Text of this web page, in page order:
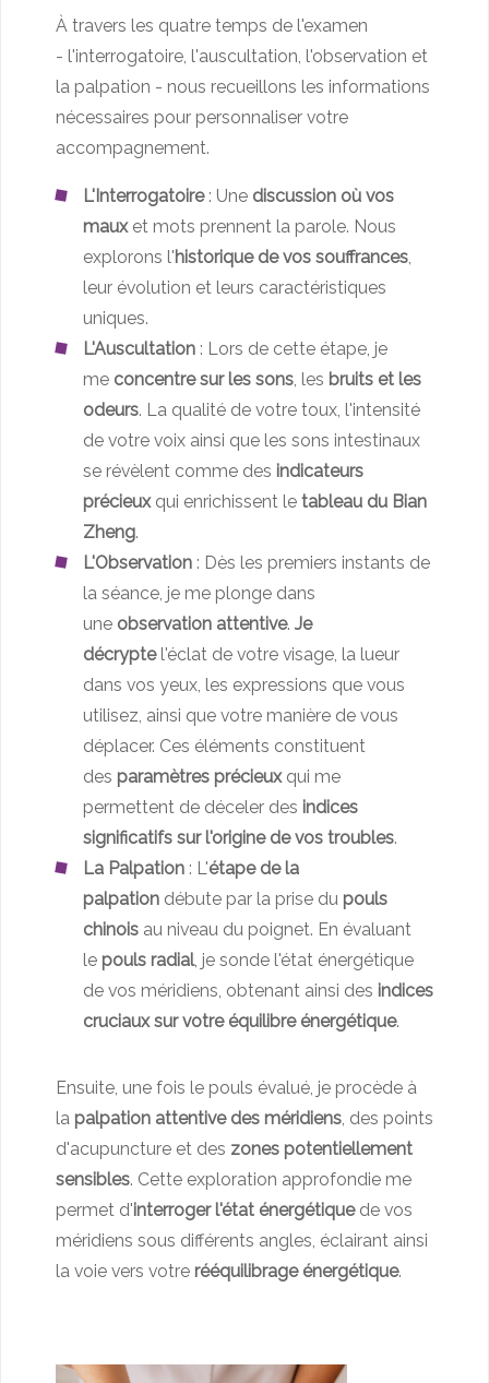
À travers les quatre temps de l'examen
- l'interrogatoire, l'auscultation, l'observation et
la palpation - nous recueillons les informations
nécessaires pour personnaliser votre
accompagnement.
L'Interrogatoire: Une discussion où vos
mauxet mots prennent la parole. Nous
explorons l'historique de vos souffrances
leur évolution et leurs caractéristiques
uniques.
L'Auscultation : Lors de cette étape, je
me concentre sur les sons les bruits et les
odeurs. La qualité de votre toux, l'intensité
de votre voix ainsi que les sons intestinaux
se révèlent comme des indicateurs
précieuxqui enrichissent le tableau du Bian
Zheng.
L'Observation : Dès les premiers instants de
la séance, je me plonge dans
une observation attentive. Je
décryptel'éclat de votre visage, la lueur
dans vos yeux, les expressions que vous
utilisez, ainsi que votre manière de vous
déplacer. Ces éléments constituent
des paramètres précieux qui me
permettent de déceler des indices
significatifs sur l'origine de vos troubles.
La Palpation : L'étape de la
palpation débute par la prise du pouls
chinois au niveau du poignet. En évaluant
le pouls radial, je sonde l'état énergétique
de vos méridiens, obtenant ainsi des indices
cruciaux sur votre équilibre énergétique.
Ensuite, une fois le pouls évalué, je procède à
la palpation attentive des méridiens , des points
d'acupuncture et des zones potentiellement
sensibles. Cette exploration approfondie me
permet d'interroger l'état énergétiquede vos
méridiens sous différents angles, éclairant ainsi
la voie vers votre rééquilibrage énergétique.